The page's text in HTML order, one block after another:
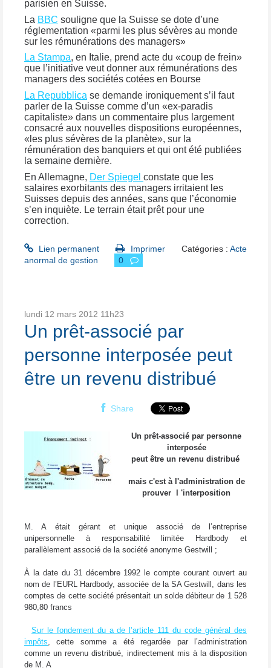
parisien en Suisse.
La BBC souligne que la Suisse se dote d’une
réglementation «parmi les plus sévères au monde
sur les rémunérations des managers»
La Stampa, en Italie, prend acte du «coup de frein»
que l’initiative veut donner aux rémunérations des
managers des sociétés cotées en Bourse
La Repubblica se demande ironiquement s’il faut
parler de la Suisse comme d’un «ex-paradis
capitaliste» dans un commentaire plus largement
consacré aux nouvelles dispositions européennes,
«les plus sévères de la planète», sur la
rémunération des banquiers et qui ont été publiées
la semaine dernière.
En Allemagne, Der Spiegel constate que les
salaires exorbitants des managers irritaient les
Suisses depuis des années, sans que l’économie
s’en inquiète. Le terrain était prêt pour une
correction.
Lien permanent Imprimer Catégories : Acte
anormal de gestion
0
lundi 12 mars 2012 11h23
Un prêt-associé par
personne interposée peut
être un revenu distribué
Share
Un prêt-associé par personne
interposée
peut être un revenu distribué
mais c'est à l'administration de
prouver l 'interposition
M. A était gérant et unique associé de l’entreprise
unipersonnelle à responsabilité limitée Hardbody et
parallèlement associé de la société anonyme Gestwill ;
À la date du 31 décembre 1992 le compte courant ouvert au
nom de l’EURL Hardbody, associée de la SA Gestwill, dans les
comptes de cette société présentait un solde débiteur de 1 528
980,80 francs
Sur le fondement du a de l’article 111 du code général des
impôts , cette somme a été regardée par l’administration
comme un revenu distribué, indirectement mis à la disposition
de M. A